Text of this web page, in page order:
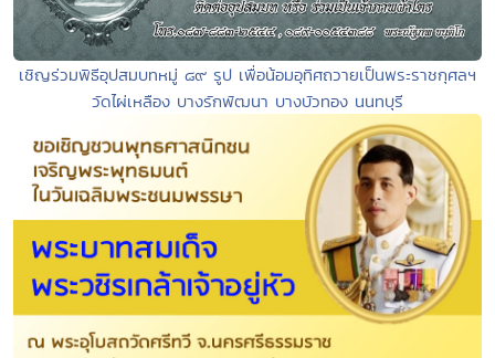
เชิญร่วมพิธีอุปสมบทหมู่ ๘๙ รูป เพื่อน้อมอุทิศถวายเป็นพระราชกุศลฯ
วัดไผ่เหลือง บางรักพัฒนา บางบัวทอง นนทบุรี